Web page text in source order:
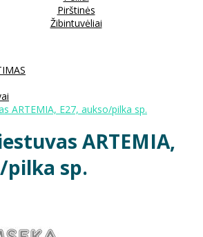
Pirštinės
Žibintuvėliai
ARTEMIA, E27, aukso/pilka sp.
ARTEMIA,
pilka sp.